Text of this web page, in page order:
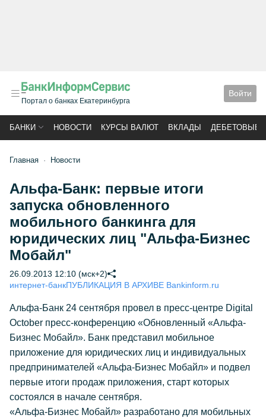
Портал о банках Екатеринбурга
Войти
БАНКИ НОВОСТИ КУРСЫ ВАЛЮТ ВКЛАДЫ ДЕБЕТОВЫЕ
Главная Новости
Альфа-Банк: первые итоги
запуска обновленного
мобильного банкинга для
юридических лиц "Альфа-Бизнес
Мобайл"
26.09.2013 12:10 (мск+2)
интернет-банкПУБЛИКАЦИЯ В АРХИВЕ Bankinform.ru
Альфа-Банк 24 сентября провел в пресс-центре Digital
October пресс-конференцию «Обновленный «Альфа-
Бизнес Мобайл». Банк представил мобильное
приложение для юридических лиц и индивидуальных
предпринимателей «Альфа-Бизнес Мобайл» и подвел
первые итоги продаж приложения, старт которых
состоялся в начале сентября.
«Альфа-Бизнес Мобайл» разработано для мобильных